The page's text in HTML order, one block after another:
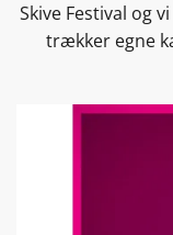
Skive Festival og
trækker egne